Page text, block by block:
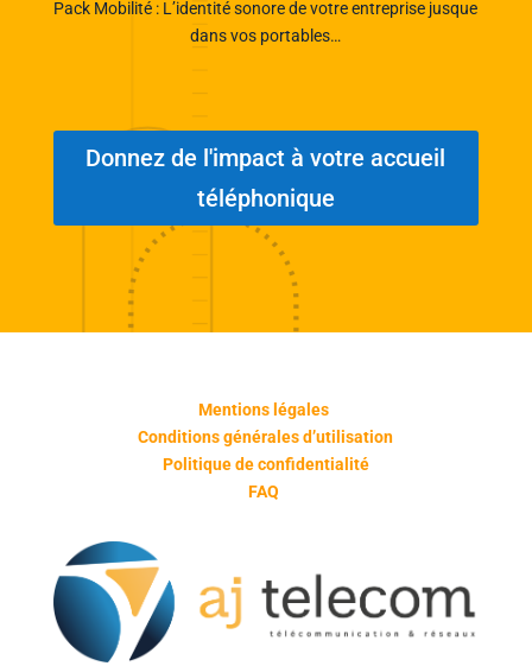
Pack Mobilité : L’identité sonore de votre entreprise jusque
dans vos portables…
Donnez de l'impact à votre accueil
téléphonique
Mentions légales
Conditions générales d’utilisation
Politique de confidentialité
FAQ